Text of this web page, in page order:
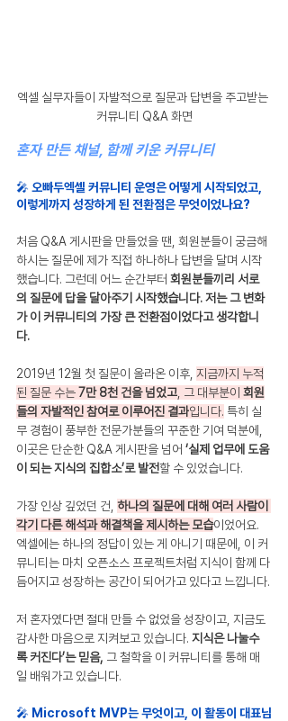
엑셀 실무자들이 자발적으로 질문과 답변을 주고받는
커뮤니티 Q&A 화면
혼자 만든 채널, 함께 키운 커뮤니티
🎤 오빠두엑셀 커뮤니티 운영은 어떻게 시작되었고,
이렇게까지 성장하게 된 전환점은 무엇이었나요?
처음 Q&A 게시판을 만들었을 땐, 회원분들이 궁금해
하시는 질문에 제가 직접 하나하나 답변을 달며 시작
했습니다. 그런데 어느 순간부터 회원분들끼리 서로
의 질문에 답을 달아주기 시작했습니다. 저는 그 변화
가 이 커뮤니티의 가장 큰 전환점이었다고 생각합니
다.
2019년 12월 첫 질문이 올라온 이후, 지금까지 누적
된 질문 수는 7만 8천 건을 넘었고 , 그 대부분이 회원
들의 자발적인 참여로 이루어진 결과입니다. 특히 실
무 경험이 풍부한 전문가분들의 꾸준한 기여 덕분에,
이곳은 단순한 Q&A 게시판을 넘어 ‘실제 업무에 도움
이 되는 지식의 집합소’로 발전할 수 있었습니다.
가장 인상 깊었던 건, 하나의 질문에 대해 여러 사람이
각기 다른 해석과 해결책을 제시하는 모습이었어요.
엑셀에는 하나의 정답이 있는 게 아니기 때문에, 이 커
뮤니티는 마치 오픈소스 프로젝트처럼 지식이 함께 다
듬어지고 성장하는 공간이 되어가고 있다고 느낍니다.
저 혼자였다면 절대 만들 수 없었을 성장이고, 지금도
감사한 마음으로 지켜보고 있습니다. 지식은 나눌수
록 커진다’는 믿음, 그 철학을 이 커뮤니티를 통해 매
일 배워가고 있습니다.
🎤 Microsoft MVP는 무엇이고, 이 활동이 대표님